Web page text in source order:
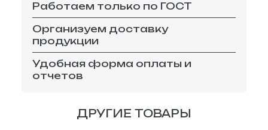
Работаем только по ГОСТ
Организуем доставку
продукции
Удобная форма оплаты и
отчетов
ДРУГИЕ ТОВАРЫ